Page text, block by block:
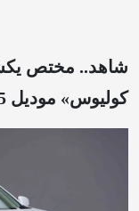
شاهد.. مختص
كوليوس» موديل 2025